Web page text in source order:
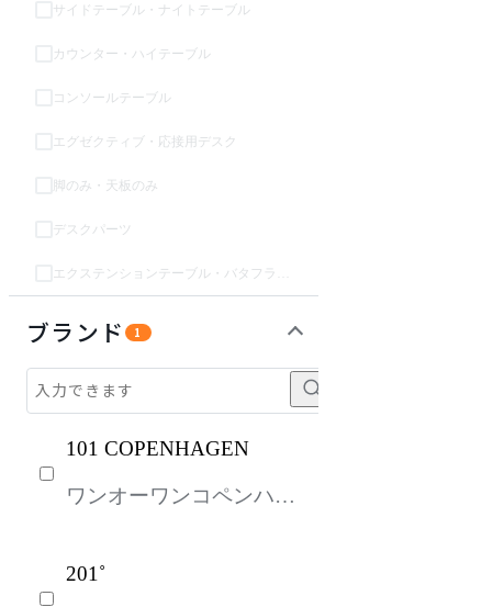
サイドテーブル・ナイトテーブル
カウンター・ハイテーブル
コンソールテーブル
エグゼクティブ・応接用デスク
脚のみ・天板のみ
デスクパーツ
ブランド 1
101 COPENHAGEN
ワンオーワンコペンハー
201˚